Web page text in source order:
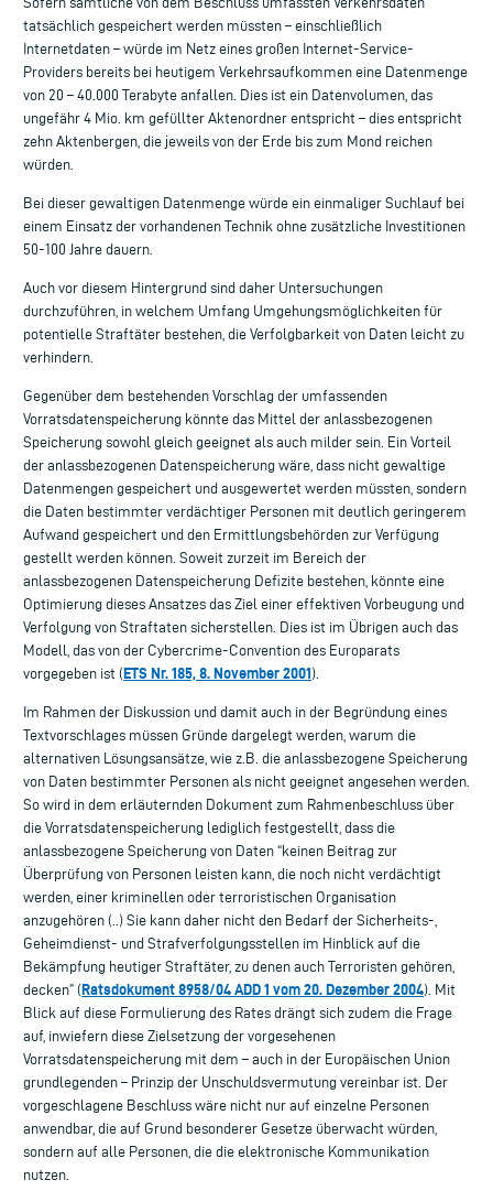
tatsächlich gespeichert werden müssten – einschließlich
Internetdaten – würde im Netz eines großen Internet-Service-
Providers bereits bei heutigem Verkehrsaufkommen eine Datenmenge
von 20 – 40.000 Terabyte anfallen. Dies ist ein Datenvolumen, das
ungefähr 4 Mio. km gefüllter Aktenordner entspricht – dies entspricht
zehn Aktenbergen, die jeweils von der Erde bis zum Mond reichen
würden.
Bei dieser gewaltigen Datenmenge würde ein einmaliger Suchlauf bei
einem Einsatz der vorhandenen Technik ohne zusätzliche Investitionen
50-100 Jahre dauern.
Auch vor diesem Hintergrund sind daher Untersuchungen
durchzuführen, in welchem Umfang Umgehungsmöglichkeiten für
potentielle Straftäter bestehen, die Verfolgbarkeit von Daten leicht zu
verhindern.
Gegenüber dem bestehenden Vorschlag der umfassenden
Vorratsdatenspeicherung könnte das Mittel der anlassbezogenen
Speicherung sowohl gleich geeignet als auch milder sein. Ein Vorteil
der anlassbezogenen Datenspeicherung wäre, dass nicht gewaltige
Datenmengen gespeichert und ausgewertet werden müssten, sondern
die Daten bestimmter verdächtiger Personen mit deutlich geringerem
Aufwand gespeichert und den Ermittlungsbehörden zur Verfügung
gestellt werden können. Soweit zurzeit im Bereich der
anlassbezogenen Datenspeicherung Defizite bestehen, könnte eine
Optimierung dieses Ansatzes das Ziel einer effektiven Vorbeugung und
Verfolgung von Straftaten sicherstellen. Dies ist im Übrigen auch das
Modell, das von der Cybercrime-Convention des Europarats
vorgegeben ist (ETS Nr. 185, 8. November 2001).
Im Rahmen der Diskussion und damit auch in der Begründung eines
Textvorschlages müssen Gründe dargelegt werden, warum die
alternativen Lösungsansätze, wie z.B. die anlassbezogene Speicherung
von Daten bestimmter Personen als nicht geeignet angesehen werden.
So wird in dem erläuternden Dokument zum Rahmenbeschluss über
die Vorratsdatenspeicherung lediglich festgestellt, dass die
anlassbezogene Speicherung von Daten “keinen Beitrag zur
Überprüfung von Personen leisten kann, die noch nicht verdächtigt
werden, einer kriminellen oder terroristischen Organisation
anzugehören (..) Sie kann daher nicht den Bedarf der Sicherheits-,
Geheimdienst- und Strafverfolgungsstellen im Hinblick auf die
Bekämpfung heutiger Straftäter, zu denen auch Terroristen gehören,
decken” (Ratsdokument 8958/04 ADD 1 vom 20. Dezember 2004). Mit
Blick auf diese Formulierung des Rates drängt sich zudem die Frage
auf, inwiefern diese Zielsetzung der vorgesehenen
Vorratsdatenspeicherung mit dem – auch in der Europäischen Union
grundlegenden – Prinzip der Unschuldsvermutung vereinbar ist. Der
vorgeschlagene Beschluss wäre nicht nur auf einzelne Personen
anwendbar, die auf Grund besonderer Gesetze überwacht würden,
sondern auf alle Personen, die die elektronische Kommunikation
nutzen.